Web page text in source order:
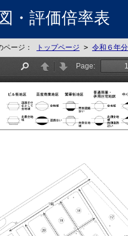
・評価倍率表
ページ： トップページ > 令和６年分